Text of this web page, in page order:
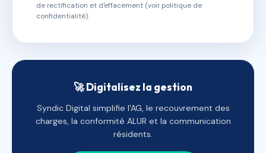
de rectification et d'effacement (voir politique de
confidentialité).
🚀 Digitalisez la gestion
Syndic Digital simplifie l'AG, le recouvrement des
charges, la conformité ALUR et la communication
résidents.